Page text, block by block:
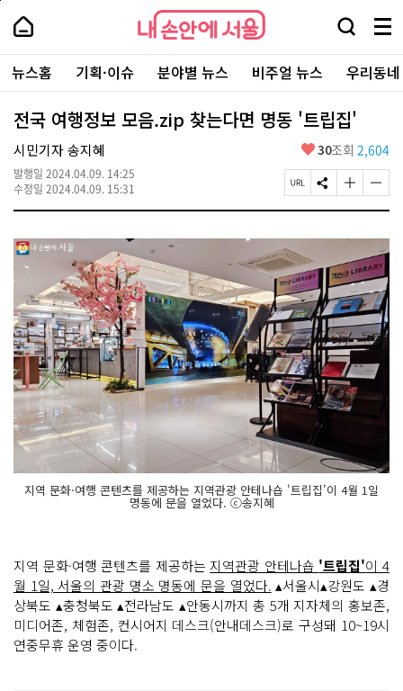
본
로
가
내
손
안
에
서
울
-
서
울
시
대
표
소
포
털
내
손
에
울
검
창
열
기
메
뉴
전
체
보
주
요
서
뉴스홈 기획·이슈 분야별 뉴스 비주얼 뉴스 우리동
전국 여행정보 모음.zip 찾는다면 명동 '트립집'
시민기자 송지혜
발행일 2024.04.09. 14:25
수정일 2024.04.09. 15:31
좋
요
30조회 2,604
페
이
U
R
L
복
사
S
N
공
하
기
글
자
기
크
게
변
경
하
기
글
자
기
작
게
변
경
하
기
지역 문화·여행 콘텐츠를 제공하는 지역관광 안테나숍 '트립집'이 4월 1일
명동에 문을 열었다. ⓒ송지혜
지역 문화·여행 콘텐츠를 제공하는지역관광 안테나숍 '트립집'이 4
월 1일, 서울의 관광 명소 명동에 문을 열었다. ▴서울시▴강원도 ▴경
상북도 ▴충청북도 ▴전라남도 ▴안동시까지 총 5개 지자체의 홍보존,
미디어존, 체험존, 컨시어지 데스크(안내데스크)로 구성돼 10~19시
연중무휴 운영 중이다.
페
상
단
로